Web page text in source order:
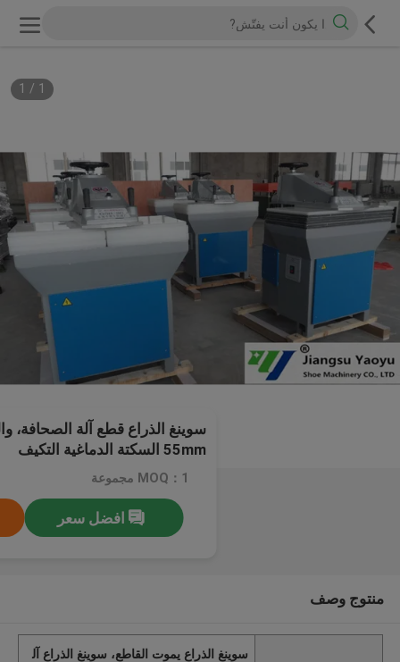
1
/
1
55mm السكتة الدماغية التكيف
MOQ：1 مجموعة
افضل سعر
منتوج وصف
سوينغ الذراع يموت القاطع، سوينغ الذراع آل